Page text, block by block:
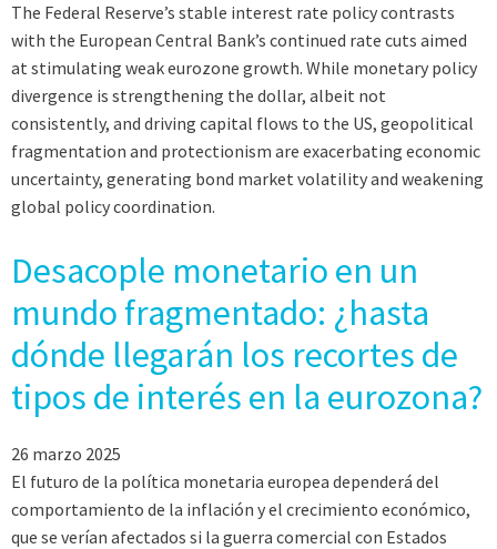
The Federal Reserve’s stable interest rate policy contrasts
with the European Central Bank’s continued rate cuts aimed
at stimulating weak eurozone growth. While monetary policy
divergence is strengthening the dollar, albeit not
consistently, and driving capital flows to the US, geopolitical
fragmentation and protectionism are exacerbating economic
uncertainty, generating bond market volatility and weakening
global policy coordination.
Desacople monetario en un
mundo fragmentado: ¿hasta
dónde llegarán los recortes de
tipos de interés en la eurozona?
26 marzo 2025
El futuro de la política monetaria europea dependerá del
comportamiento de la inflación y el crecimiento económico,
que se verían afectados si la guerra comercial con Estados